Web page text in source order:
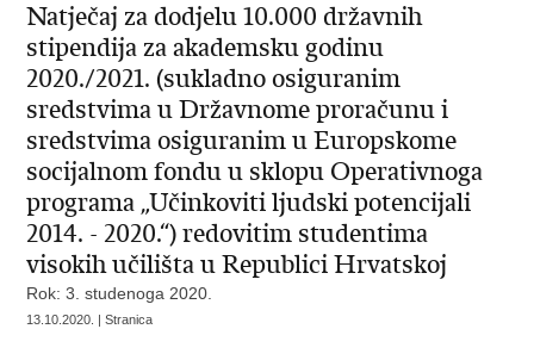
Natječaj za dodjelu 10.000 državnih
stipendija za akademsku godinu
2020./2021. (sukladno osiguranim
sredstvima u Državnome proračunu i
sredstvima osiguranim u Europskome
socijalnom fondu u sklopu Operativnoga
programa „Učinkoviti ljudski potencijali
2014. - 2020.“) redovitim studentima
visokih učilišta u Republici Hrvatskoj
Rok: 3. studenoga 2020.
13.10.2020. | Stranica